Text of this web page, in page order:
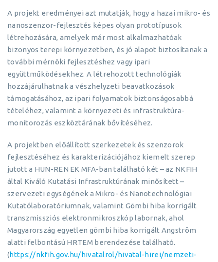
A projekt eredményei azt mutatják, hogy a hazai mikro- és
nanoszenzor-fejlesztés képes olyan prototípusok
létrehozására, amelyek már most alkalmazhatóak
bizonyos terepi környezetben, és jó alapot biztosítanak a
további mérnöki fejlesztéshez vagy ipari
együttműködésekhez. A létrehozott technológiák
hozzájárulhatnak a vészhelyzeti beavatkozások
támogatásához, az ipari folyamatok biztonságosabbá
tételéhez, valamint a környezeti és infrastruktúra-
monitorozás eszköztárának bővítéséhez.
A projektben előállított szerkezetek és szenzorok
fejlesztéséhez és karakterizációjához kiemelt szerep
jutott a HUN-REN EK MFA-ban található két – az NKFIH
által Kiváló Kutatási Infrastruktúrának minősített –
szervezeti egységének a Mikro- és Nanotechnológiai
Kutatólaboratóriumnak, valamint Gömbi hiba korrigált
transzmissziós elektronmikroszkóp labornak, ahol
Magyarország egyetlen gömbi hiba korrigált Angström
alatti felbontású HRTEM berendezése található.
(https://nkfih.gov.hu/hivatalrol/hivatal-hirei/nemzeti-